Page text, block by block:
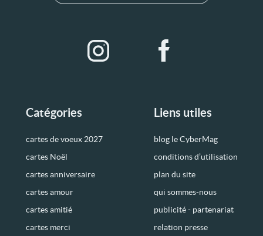
Catégories
cartes de voeux 2027
cartes Noël
cartes anniversaire
cartes amour
cartes amitié
cartes merci
Liens utiles
blog le CyberMag
conditions d’utilisation
plan du site
qui sommes-nous
publicité - partenariat
relation presse